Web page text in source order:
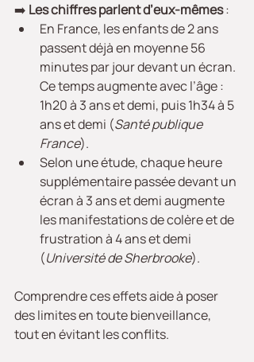
➡️ Les chiffres parlent d’eux-mêmes :
En France, les enfants de 2 ans
passent déjà en moyenne 56
minutes par jour devant un écran.
Ce temps augmente avec l’âge :
1h20 à 3 ans et demi, puis 1h34 à 5
ans et demi (Santé publique
France).
Selon une étude, chaque heure
supplémentaire passée devant un
écran à 3 ans et demi augmente
les manifestations de colère et de
frustration à 4 ans et demi
(Université de Sherbrooke).
Comprendre ces effets aide à poser
des limites en toute bienveillance,
tout en évitant les conflits.